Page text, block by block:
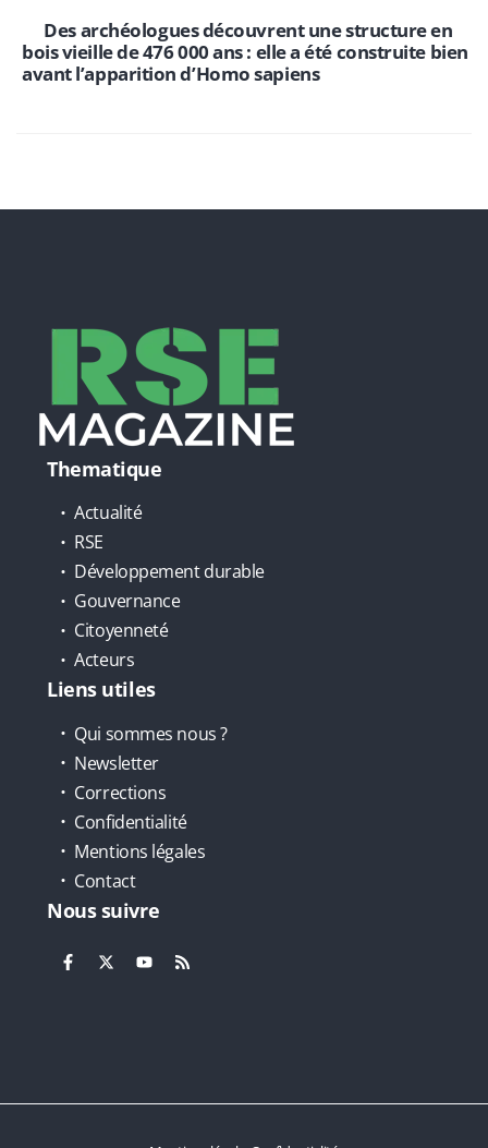
Des archéologues découvrent une structure en
bois vieille de 476 000 ans : elle a été construite bien
avant l’apparition d’Homo sapiens
Thematique
Actualité
RSE
Développement durable
Gouvernance
Citoyenneté
Acteurs
Liens utiles
Qui sommes nous ?
Newsletter
Corrections
Confidentialité
Mentions légales
Contact
Nous suivre